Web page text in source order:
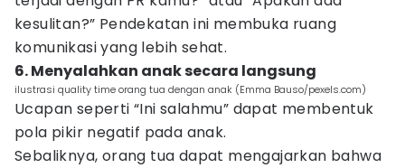
kesulitan?” Pendekatan ini membuka ruang
komunikasi yang lebih sehat.
6. Menyalahkan anak secara langsung
ilustrasi quality time orang tua dengan anak (Emma Bauso/pexels.com)
Ucapan seperti “Ini salahmu” dapat membentuk
pola pikir negatif pada anak.
Sebaliknya, orang tua dapat mengajarkan bahwa